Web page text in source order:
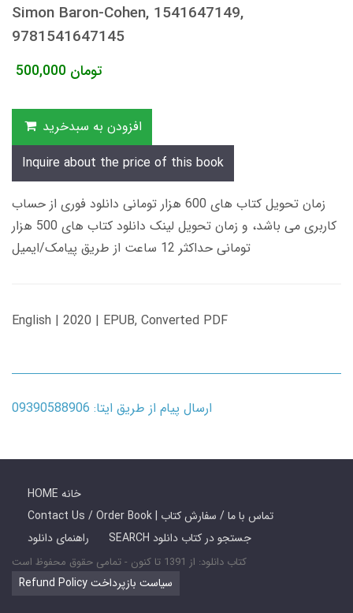
Simon Baron-Cohen, 1541647149,
9781541647145
500,000 تومان
افزودن به سبدخرید
Inquire about the price of this book
زمان تحویل کتاب های 600 هزار تومانی دانلود فوری از حساب
کاربری می باشد، و زمان تحویل لینک دانلود کتاب های 500 هزار
تومانی حداکثر 12 ساعت از طریق پیامک/ایمیل
English | 2020 | EPUB, Converted PDF
ارسال پیام از طریق ایتا: 09390588906
HOME خانه
Contact Us / Order Book | تماس با ما / سفارش کتاب
راهنمای دانلود
SEARCH جستجو در کتاب دانلود
کتاب دانلود: از 1391 تا کنون - تمامی حقوق محفوظ است
Refund Policy سیاست بازپرداخت